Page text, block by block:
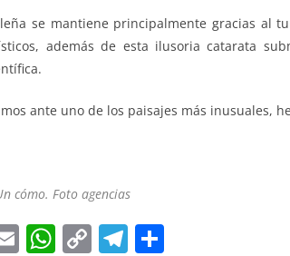
se mantiene principalmente gracias al
además de esta ilusoria catarata
ante uno de los paisajes más inusuales,
cómo. Foto agencias
E W C T